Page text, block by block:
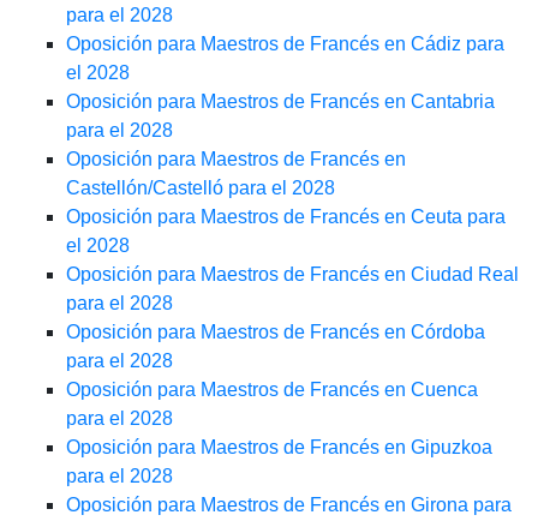
para el 2028
Oposición para Maestros de Francés en Cádiz para
el 2028
Oposición para Maestros de Francés en Cantabria
para el 2028
Oposición para Maestros de Francés en
Castellón/Castelló para el 2028
Oposición para Maestros de Francés en Ceuta para
el 2028
Oposición para Maestros de Francés en Ciudad Real
para el 2028
Oposición para Maestros de Francés en Córdoba
para el 2028
Oposición para Maestros de Francés en Cuenca
para el 2028
Oposición para Maestros de Francés en Gipuzkoa
para el 2028
Oposición para Maestros de Francés en Girona para